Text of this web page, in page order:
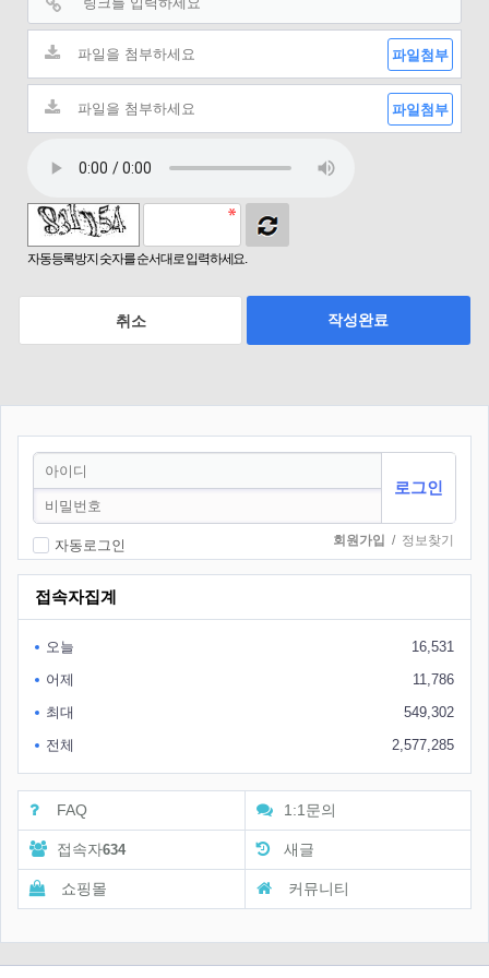
파일첨부
파일첨부
자동등록방지 숫자를 순서대로 입력하세요.
취소 작성완료
자동로그인 회원가입 / 정보찾기
접속자집계
오늘
16,531
어제
11,786
최대
549,302
전체
2,577,285
FAQ 1:1문의
접속자634 새글
쇼핑몰 커뮤니티